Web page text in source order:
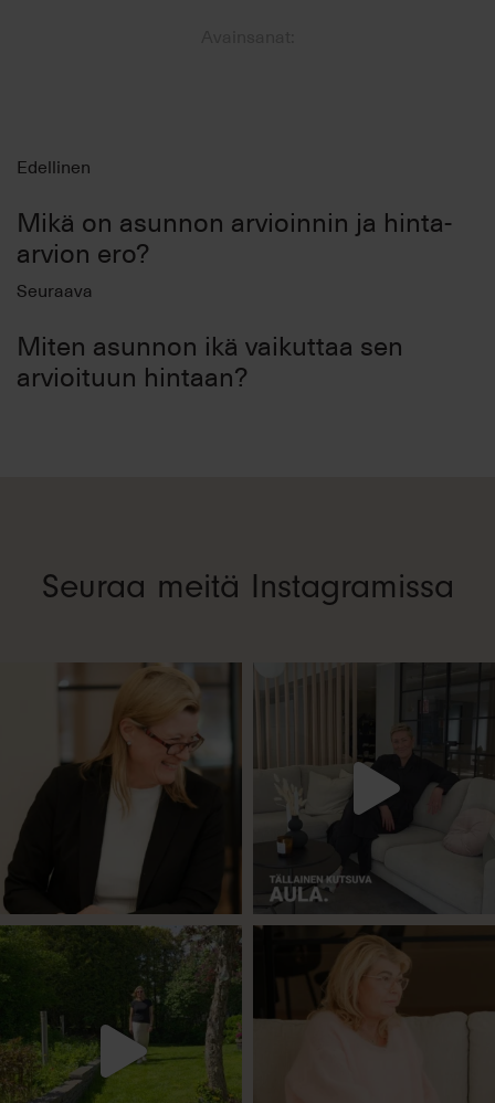
Edellinen
Mikä on asunnon arvioinnin ja hinta-
arvion ero?
Seuraava
Miten asunnon ikä vaikuttaa sen
arvioituun hintaan?
Seuraa meitä Instagramissa